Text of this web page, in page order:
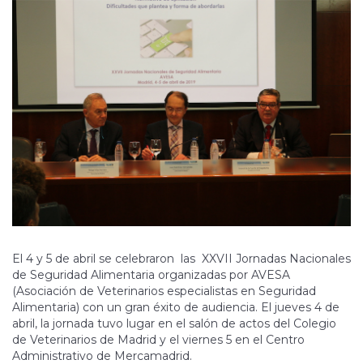
El 4 y 5 de abril se celebraron las XXVII Jornadas Nacionales
de Seguridad Alimentaria organizadas por AVESA
(Asociación de Veterinarios especialistas en Seguridad
Alimentaria) con un gran éxito de audiencia. El jueves 4 de
abril, la jornada tuvo lugar en el salón de actos del Colegio
de Veterinarios de Madrid y el viernes 5 en el Centro
Administrativo de Mercamadrid.